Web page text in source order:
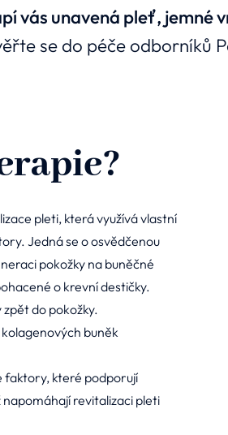
vás unavená pleť, jemné
se do péče odborníků
pleti, která využívá vlastní
Jedná se o osvědčenou
pokožky na buněčné
o krevní destičky.
do pokožky.
buněk
faktory, které podporují
revitalizaci pleti